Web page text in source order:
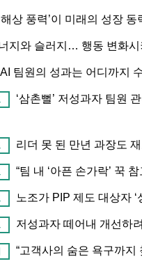
해상 풍력’이 미래의 성장 동
지와 슬러지… 행동 변화시
AI 팀원의 성과는 어디까지
‘삼촌뻘’ 저성과자 팀원
리더 못 된 만년 과장도
“팀 내 ‘아픈 손가락’ 꾹
노조가 PIP 제도 대상자
저성과자 떼어내 개선하
“고객사의 숨은 욕구까지